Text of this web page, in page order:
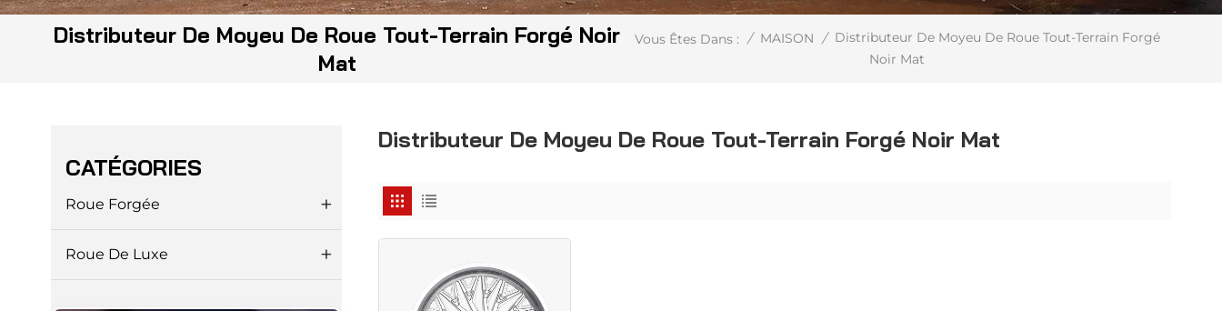
Distributeur De Moyeu De Roue Tout-Terrain Forgé Noir
Mat
Vous Êtes Dans : / MAISON / Distributeur De Moyeu De Roue Tout-Terrain Forgé
Noir Mat
Distributeur De Moyeu De Roue Tout-Terrain Forgé Noir Mat
CATÉGORIES
Roue Forgée
Roue De Luxe